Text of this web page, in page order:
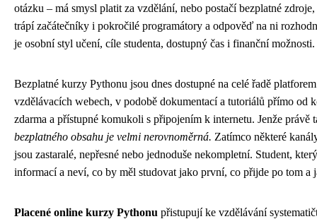
otázku – má smysl platit za vzdělání, nebo postačí bezplatné
trápí začátečníky i pokročilé programátory a odpověď na ni
je osobní styl učení, cíle studenta, dostupný čas i finanční možnosti.
Bezplatné kurzy Pythonu jsou dnes dostupné na celé řadě
vzdělávacích webech, v podobě dokumentací a tutoriálů přímo
zdarma a přístupné komukoli s připojením k internetu. Jenže právě
bezplatného obsahu je velmi nerovnoměrná. Zatímco některé
jsou zastaralé, nepřesné nebo jednoduše nekompletní. Student,
informací a neví, co by měl studovat jako první, co přijde po tom a
Placené online kurzy Pythonu přistupují ke vzdělávání